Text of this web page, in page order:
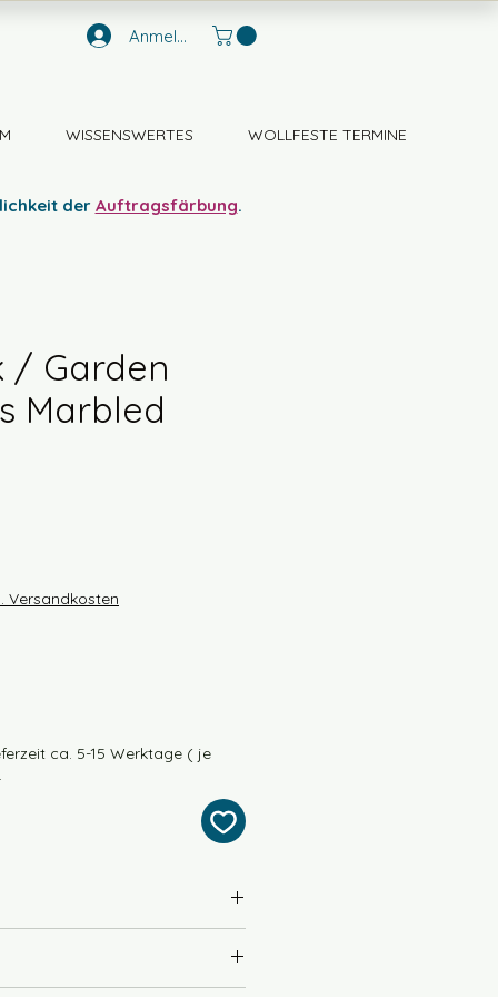
Anmelden
WISSENSWERTES WOLLFESTE TERMINE
/ Garden
Marbled
Versandkosten
ca. 5-15 Werktage ( je
/ 100g
der Auftragsfärbung.